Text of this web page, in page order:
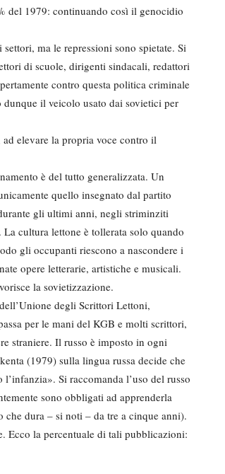
del 1979: continuando così il genocidio
ma le repressioni sono spietate. Si
di scuole, dirigenti sindacali, re­dattori
contro questa politica criminale
il veicolo usato dai sovietici per
elevare la propria voce contro il
è del tutto generalizzata. Un
quello insegnato dal partito
gli ultimi anni, negli striminziti
cultura lettone è tollerata solo quando
gli occu­panti riescono a nascondere i
opere letterarie, artistiche e musicali.
la sovietizzazione.
degli Scrittori Lettoni,
per le mani del KGB e molti scrittori,
straniere. Il russo è imposto in ogni
(1979) sulla lingua russa decide che
Si raccomanda l’uso del russo
sono obbli­gati ad apprenderla
dura – si noti – da tre a cinque anni).
Ecco la percentuale di tali pubblicazioni: